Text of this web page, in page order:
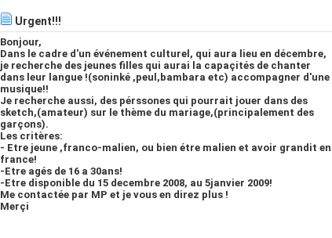
Urgent!!!
Bonjour,
Dans le cadre d'un événement culturel, qui aura lieu en décembre,
je recherche des jeunes filles qui aurai la capaçités de chanter
dans leur langue !(soninké ,peul,bambara etc) accompagner d'une
musique!!
Je recherche aussi, des pérssones qui pourrait jouer dans des
sketch,(amateur) sur le thème du mariage,(principalement des
garçons).
Les critères:
- Etre jeune ,franco-malien, ou bien étre malien et avoir grandit en
france!
-Etre agés de 16 a 30ans!
-Etre disponible du 15 decembre 2008, au 5janvier 2009!
Me contactée par MP et je vous en direz plus !
Merçi